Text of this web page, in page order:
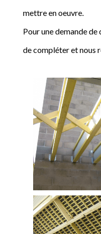
mettre en oeuvre.
Pour une demande
de compléter et nous